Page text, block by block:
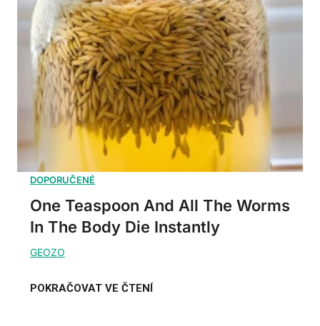
One Teaspoon And All The Worms
In The Body Die Instantly